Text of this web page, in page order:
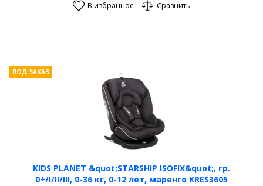
В избранное Сравнить
KIDS PLANET &quot;STARSHIP ISOFIX&quot;, гр.
0+/I/II/III, 0-36 кг, 0-12 лет, маренго KRES3605
ПОД ЗАКАЗ